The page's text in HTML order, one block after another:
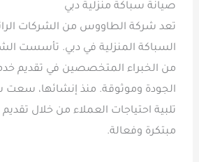
صيانة سباكة منزلية دبي
تعد شركة الطاووس من الشركات
السباكة المنزلية في دبي. تأسست
من الخبراء المتخصصين في تقديم
الجودة وموثوقة. منذ إنشائها،
تلبية احتياجات العملاء من خلال
مبتكرة وفعالة.